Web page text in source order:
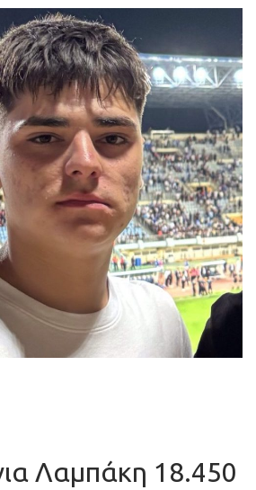
Λαμπάκη 18.450